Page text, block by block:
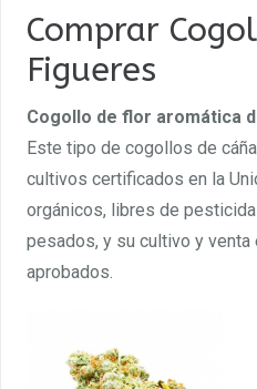
Comprar
Figueres
Cogollo de flor aromática
Este tipo de cogollos de
cultivos certificados en la
orgánicos, libres de
pesados, y su cultivo y venta
aprobados.